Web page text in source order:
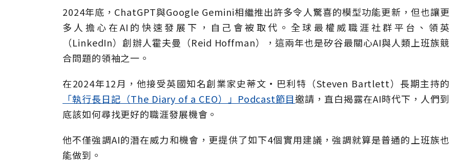
2024年底，ChatGPT與Google Gemini相繼推出許多令人驚喜的模型功能更新，但也讓更
多人擔心在AI的快速發展下，自己會被取代。全球最權威職涯社群平台、領英
（LinkedIn）創辦人霍夫曼（Reid Hoffman），這兩年也是矽谷最關心AI與人類上班族競
合問題的領袖之一。
在2024年12月，他接受英國知名創業家史蒂文·巴利特（Steven Bartlett）長期主持的
「執行長日記（The Diary of a CEO）」Podcast節目邀請，直白揭露在AI時代下，人們到
底該如何尋找更好的職涯發展機會。
他不僅強調AI的潛在威力和機會，更提供了如下4個實用建議，強調就算是普通的上班族也
能做到。